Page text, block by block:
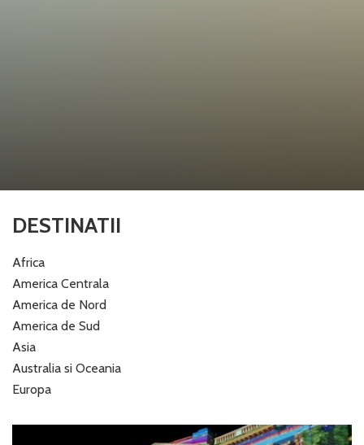
DESTINATII
Africa
America Centrala
America de Nord
America de Sud
Asia
Australia si Oceania
Europa